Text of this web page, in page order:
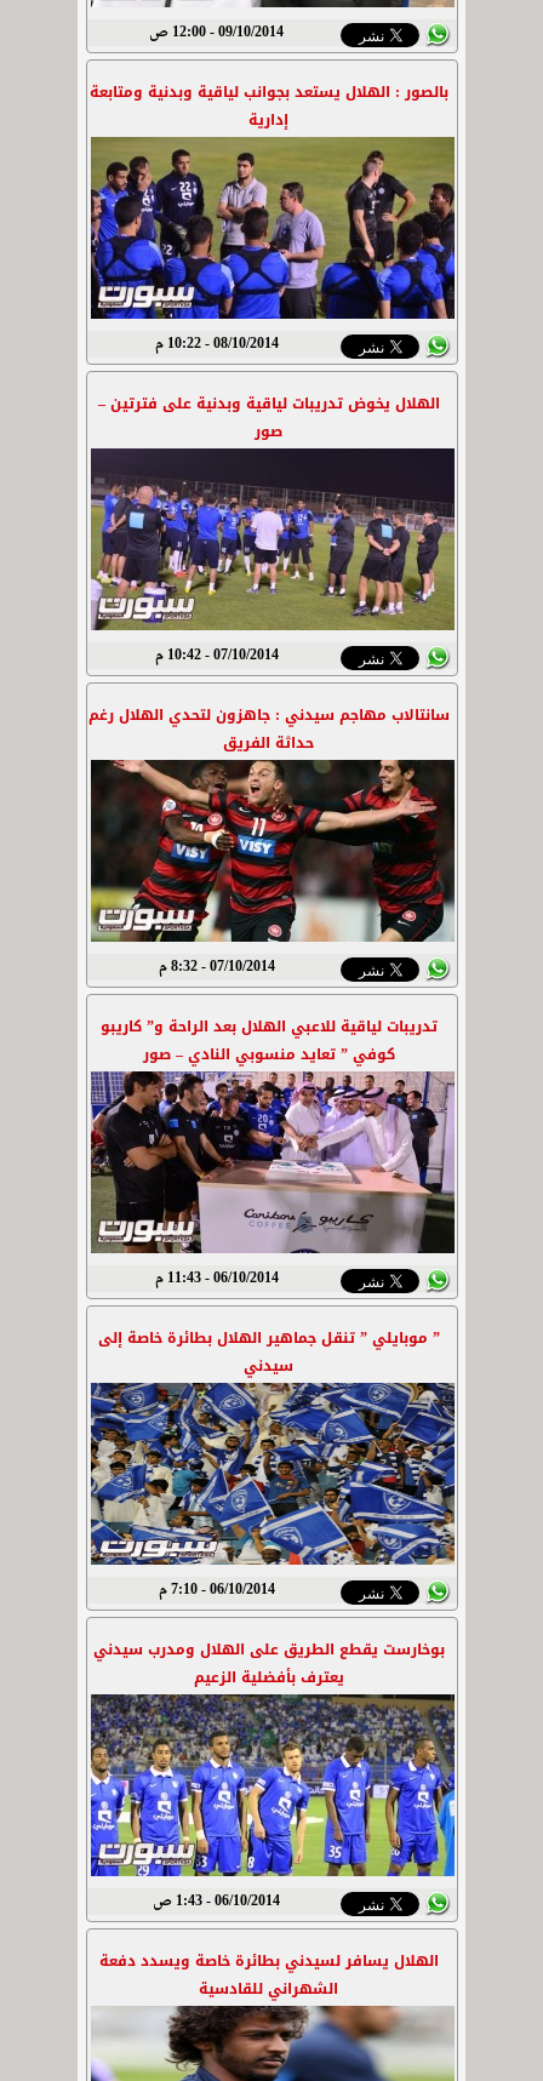
09/10/2014 - 12:00 ص
بالصور : الهلال يستعد بجوانب لياقية وبدنية ومتابعة
إدارية
08/10/2014 - 10:22 م
الهلال يخوض تدريبات لياقية وبدنية على فترتين –
صور
07/10/2014 - 10:42 م
سانتالاب مهاجم سيدني : جاهزون لتحدي الهلال رغم
حداثة الفريق
07/10/2014 - 8:32 م
تدريبات لياقية للاعبي الهلال بعد الراحة و” كاريبو
كوفي ” تعايد منسوبي النادي – صور
06/10/2014 - 11:43 م
” موبايلي ” تنقل جماهير الهلال بطائرة خاصة إلى
سيدني
06/10/2014 - 7:10 م
بوخارست يقطع الطريق على الهلال ومدرب سيدني
يعترف بأفضلية الزعيم
06/10/2014 - 1:43 ص
الهلال يسافر لسيدني بطائرة خاصة ويسدد دفعة
الشهراني للقادسية